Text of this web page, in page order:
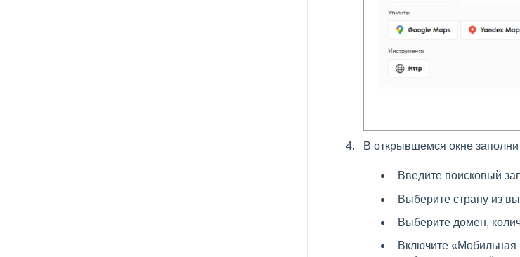
В открывшемся окне
Введите поисковый
Выберите страну из
Выберите домен,
Включите «Мобильная